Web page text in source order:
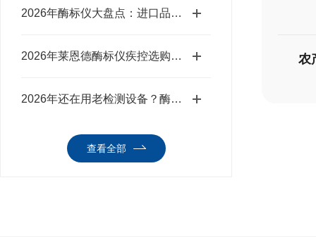
2026年酶标仪大盘点：进口品牌与莱恩德实测对比
2026年莱恩德酶标仪疾控选购汇总：看完第3条省不少心
2026年还在用老检测设备？酶标仪升级适配药企需求
查看全部
农